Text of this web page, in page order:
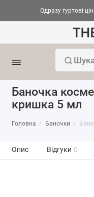
Одразу гуртові
Баночка
кришка 5 мл
Головна Баночки
Опис Відгуки 0